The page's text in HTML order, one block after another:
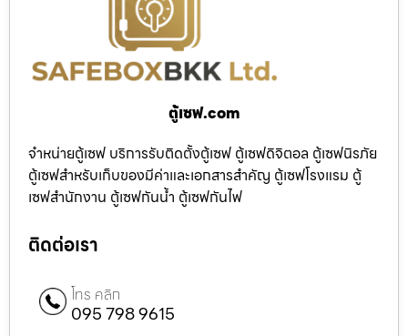
ตู้เซฟ.com
จำหน่ายตู้เซฟ บริการรับติดตั้งตู้เซฟ ตู้เซฟดิจิตอล ตู้เซฟนิรภัย
ตู้เซฟสำหรับเก็บของมีค่าและเอกสารสำคัญ ตู้เซฟโรงแรม ตู้
เซฟสำนักงาน ตู้เซฟกันน้ำ ตู้เซฟกันไฟ
ติดต่อเรา
โทร คลิก
095 798 9615